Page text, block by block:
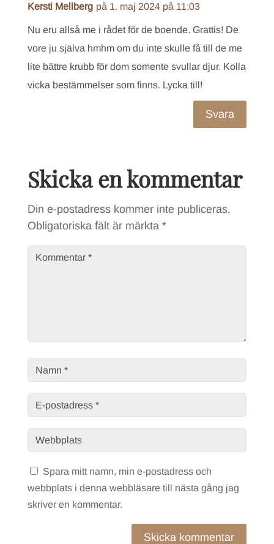
Kersti Mellberg på 1. maj 2024 på 11:03
Nu eru allså me i rådet för de boende. Grattis! De
vore ju själva hmhm om du inte skulle få till de me
lite bättre krubb för dom somente svullar djur. Kolla
vicka bestämmelser som finns. Lycka till!
Svara
Skicka en kommentar
Din e-postadress kommer inte publiceras.
Obligatoriska fält är märkta *
Spara mitt namn, min e-postadress och
webbplats i denna webbläsare till nästa gång jag
skriver en kommentar.
Skicka kommentar